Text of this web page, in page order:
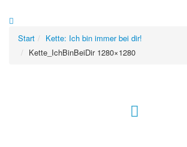
Start
Kette: Ich bin immer bei dir!
Kette_IchBinBeiDir 1280×1280